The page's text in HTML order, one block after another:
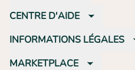
CENTRE D'AIDE
INFORMATIONS LÉGALES
MARKETPLACE